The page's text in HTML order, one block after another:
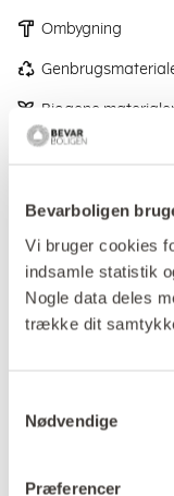
Bevarboligen
Vi bruger cookies
indsamle statistik
Nogle data deles
trække dit
Nødvendige
Præferencer
Ombygning
Biogene
Energibesparende
Projektet bevarer
Planløsningen er
harmonerer med